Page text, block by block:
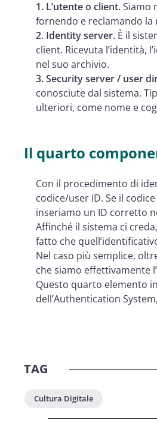
1. L’utente o client.Siamo
fornendo e reclamando
2. Identity server. È il
client. Ricevuta l’identità,
nel suo archivio.
3. Security server / user
conosciute dal sistema.
ulteriori, come nome e
Il quarto
Con il procedimento di
codice/user ID. Se il
inseriamo un ID corretto
Affinché il sistema ci
fatto che
Nel caso più semplice,
che siamo effettivamente
Questo quarto elemento
dell’Authentication
TAG
Cultura Digitale